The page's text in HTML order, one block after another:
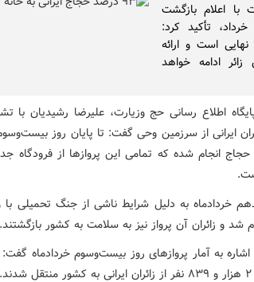
اعلام بازگشت
۲۷۵۴۴ زائر تا پایان ۲۳ خرداد، تأکید کرد:
است و ارائه
ادامه خواهد
اطلاع رسانی حج وزیارت، علیرضا رشیدیان با
ایرانی از سرزمین وحی گفت: تا پایان روز
بازگشت حجاج انجام شده که تمامی این پروازها از
خردادماه به دلیل شرایط ناشی از جنگ تحمیلی با
شد و زائران آن پرواز نیز به سلامت به کشور بازگشتند.
به آمار پروازهای روز بیست‌وسوم خردادماه